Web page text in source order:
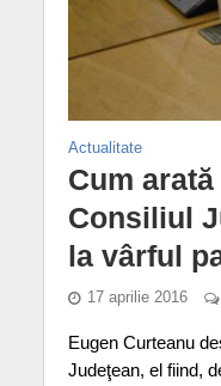
Actualitate
Cum
Consiliul
la vârful
17 aprilie 2016
Eugen Curteanu
Judeţean, el fiind,